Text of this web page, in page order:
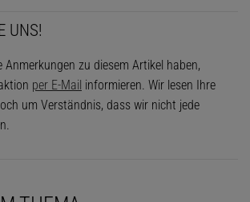
UNS!
Anmerkungen zu diesem Artikel haben,
per E-Mail informieren. Wir lesen Ihre
um Verständnis, dass wir nicht jede